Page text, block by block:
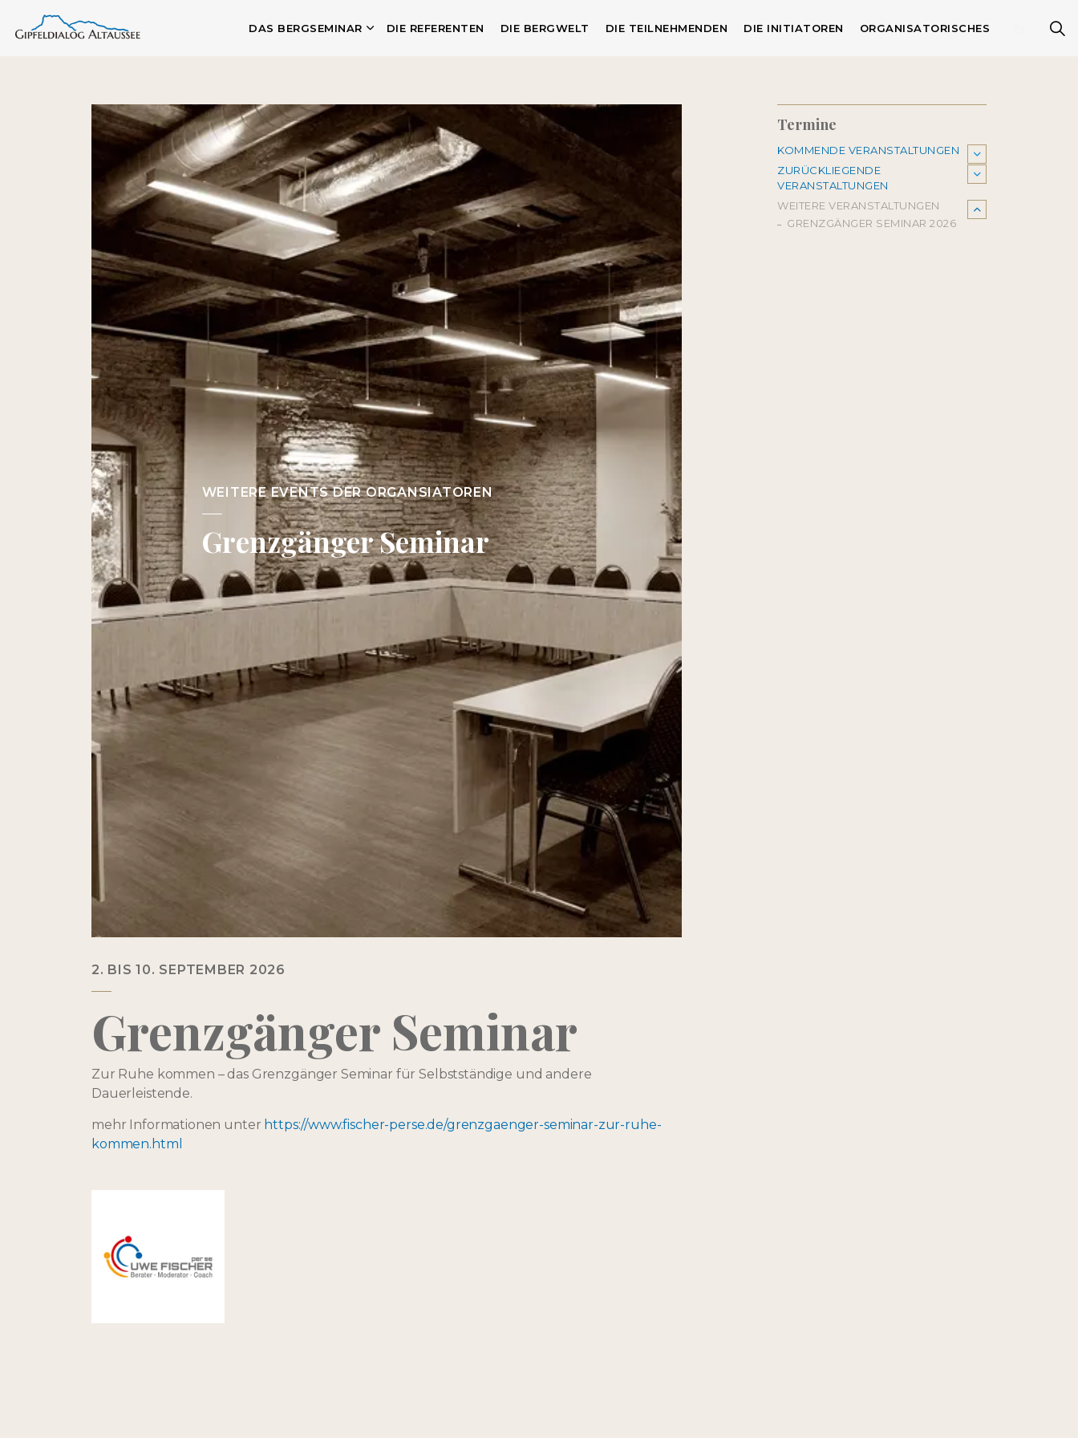
DAS BERGSEMINAR DIE REFERENTEN DIE BERGWELT DIE TEILNEHMENDEN DIE INITIATOREN ORGANISATORISCHES
WEITERE EVENTS DER ORGANSIATOREN
Grenzgänger Seminar
2. BIS 10. SEPTEMBER 2026
Grenzgänger Seminar
Zur Ruhe kommen – das Grenzgänger Seminar für Selbstständige und andere
Dauerleistende.
mehr Informationen unter https://www.fischer-perse.de/grenzgaenger-seminar-zur-ruhe-
kommen.html
Termine
KOMMENDE VERANSTALTUNGEN
ZURÜCKLIEGENDE
VERANSTALTUNGEN
WEITERE VERANSTALTUNGEN
GRENZGÄNGER SEMINAR 2026